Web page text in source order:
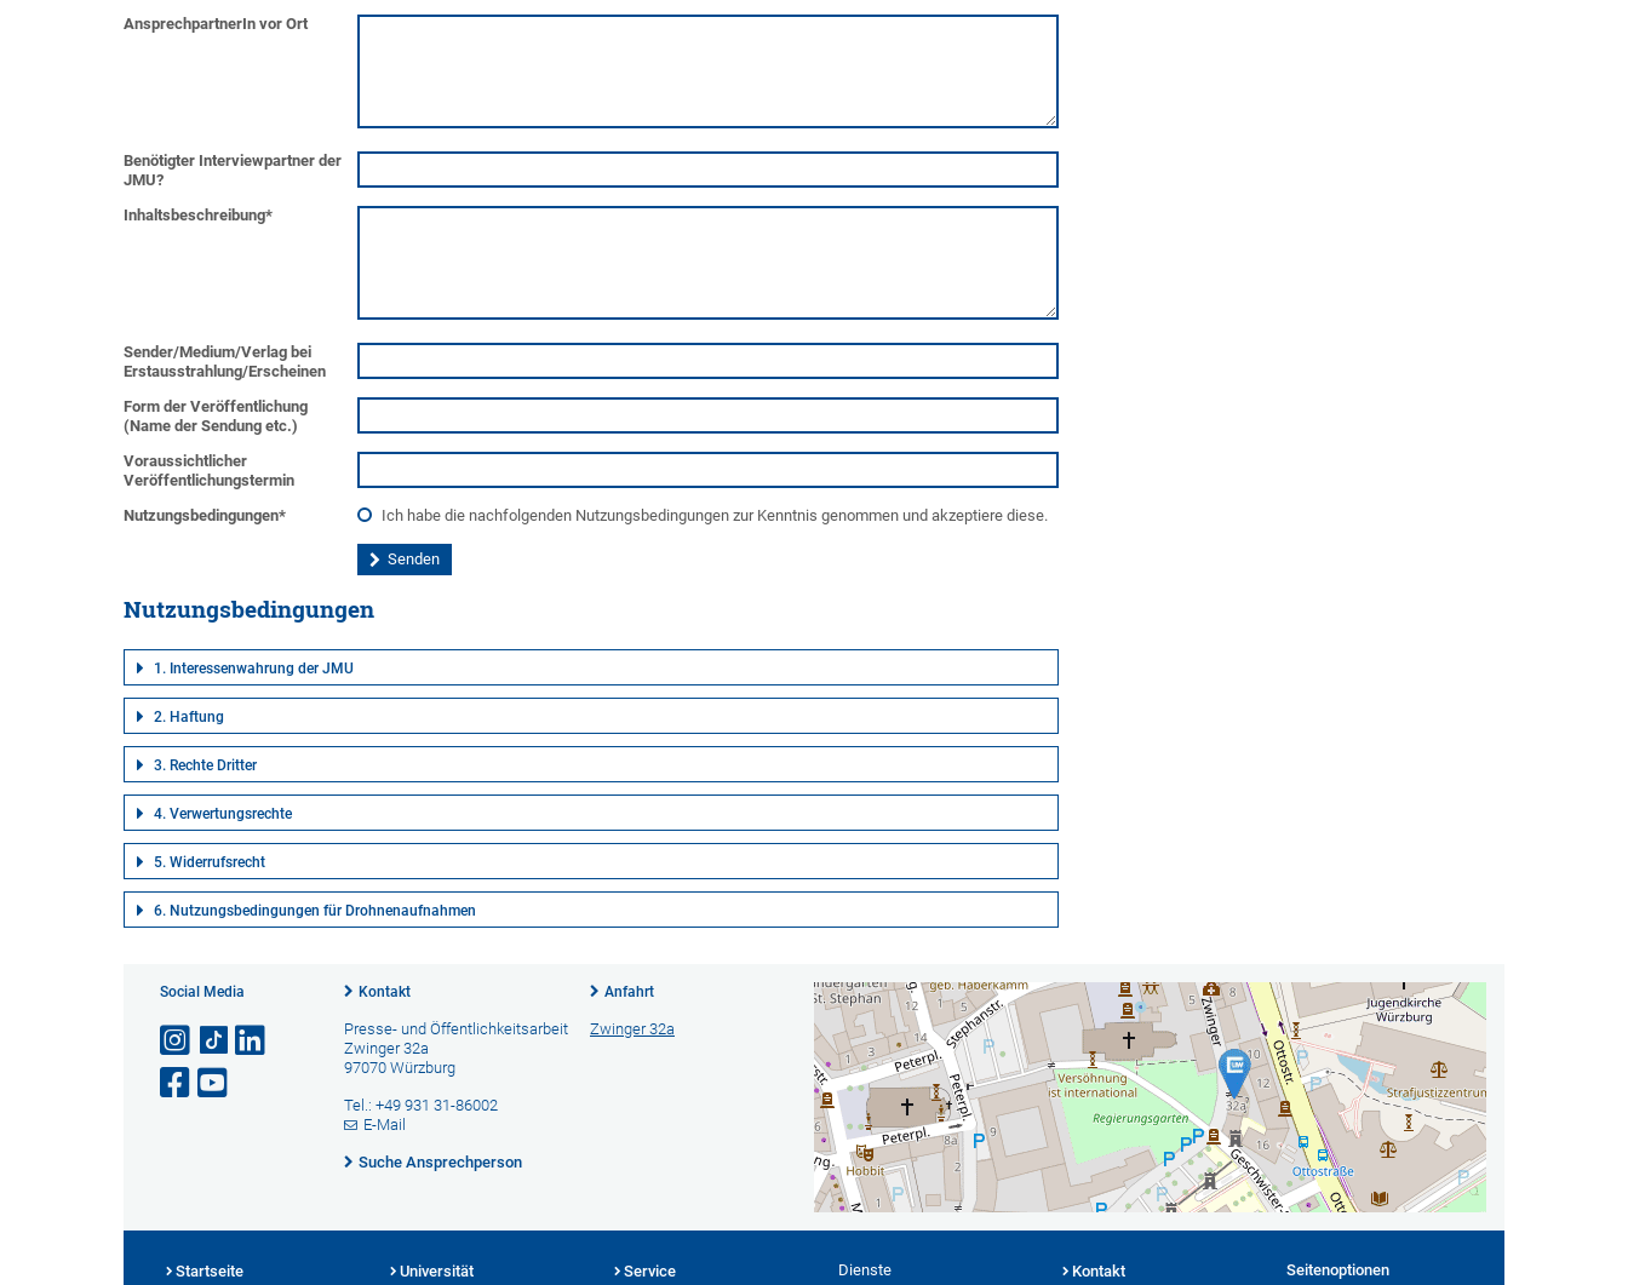
AnsprechpartnerIn vor Ort
Benötigter Interviewpartner der
JMU?
Inhaltsbeschreibung*
Sender/Medium/Verlag bei
Erstausstrahlung/Erscheinen
Form der Veröffentlichung
(Name der Sendung etc.)
Voraussichtlicher
Veröffentlichungstermin
Nutzungsbedingungen* Ich habe die nachfolgenden Nutzungsbedingungen zur Kenntnis genommen und akzeptiere diese.
Nutzungsbedingungen
1. Interessenwahrung der JMU
2. Haftung
3. Rechte Dritter
4. Verwertungsrechte
5. Widerrufsrecht
6. Nutzungsbedingungen für Drohnenaufnahmen
Social Media Kontakt
Presse- und Öffentlichkeitsarbeit
Zwinger 32a
97070 Würzburg
Tel.: +49 931 31-86002
E-Mail
Suche Ansprechperson
Anfahrt
Zwinger 32a
Startseite Universität Service Dienste Kontakt Seitenoptionen